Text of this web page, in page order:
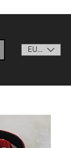
EUR (€)